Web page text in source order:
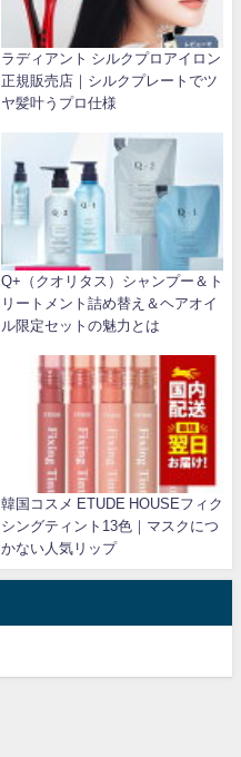
ラディアント シルクプロアイロン
正規販売店｜シルクプレートでツ
ヤ髪叶うプロ仕様
Q+（クオリタス）シャンプー＆ト
リートメント詰め替え＆ヘアオイ
ル限定セットの魅力とは
韓国コスメ ETUDE HOUSEフィク
シングティント13色｜マスクにつ
かない人気リップ